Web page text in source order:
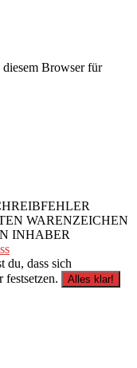
Browser für
WARENZEICHEN
INHABER
du, dass sich
Alles klar!